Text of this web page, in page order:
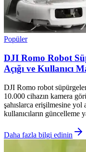
Popüler
DJI Romo Robot
Açığı ve Kullanıcı
DJI Romo robot
10.000 cihazın kamera
şahıslarca erişilmesine yol
kullanıcıların güncelleme
Daha fazla bilgi edinin